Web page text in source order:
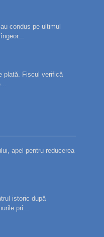
condus pe ultimul
plată. Fiscul verifică
apel pentru reducerea
istoric după
pri...